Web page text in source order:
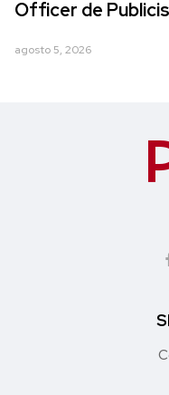
Officer de
agosto 5, 2026